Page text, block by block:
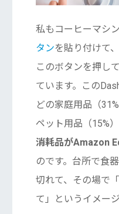
私もコーヒーマシ
タンを貼り付けて
このボタンを押し
ています。この
どの家庭用品（
ペット用品（15%）
消耗品がAmazon
のです。台所で食
切れて、その場で
て」というイメー